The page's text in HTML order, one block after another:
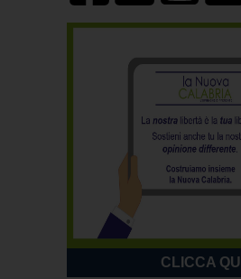
CLICCA QUI